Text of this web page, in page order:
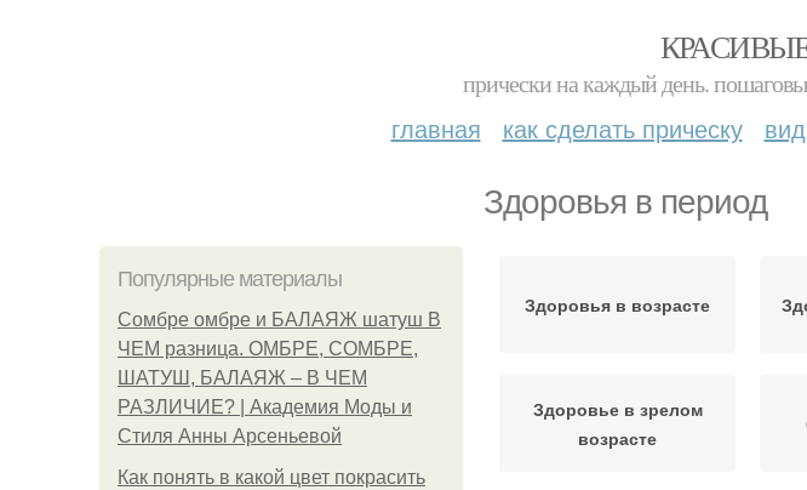
прически на каждый день.
главная как сделать прическу
Здоровья в период
Популярные материалы
Сомбре омбре и БАЛАЯЖ шатуш В
ЧЕМ разница. ОМБРЕ, СОМБРЕ,
ШАТУШ, БАЛАЯЖ – В ЧЕМ
РАЗЛИЧИЕ? | Академия Моды и
Стиля Анны Арсеньевой
Как понять в какой цвет покрасить
Здоровья в возрасте
Здоровье в зрелом
возрасте